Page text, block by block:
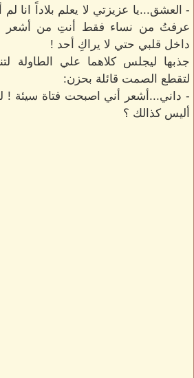
- العشق...يا عزيزتي لا يعلم بلاداً انا
عرفتُ من نساء فقط أنتِ من أشعر
داخل قلبي حتي لا يراكِ أحد !
جذبها ليجلس كلاهما علي الطاولة
لتقطع الصمت قائلة بحزن:
- داني...أشعر أني اصبحت فتاة سيئة !
أليس كذالك ؟